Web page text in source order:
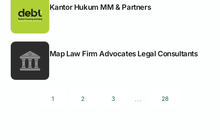
Kantor Hukum MM & Partners
Map Law Firm Advocates Legal Consultants
1 2 3 ... 28